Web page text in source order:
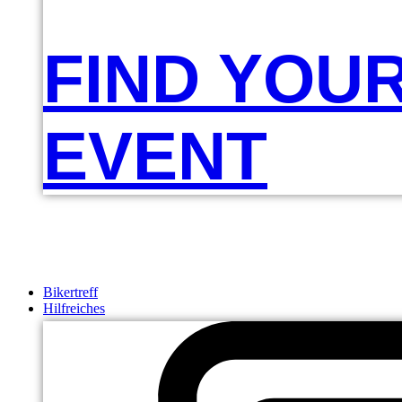
FIND
EVENT
Bikertreff
Hilfreiches